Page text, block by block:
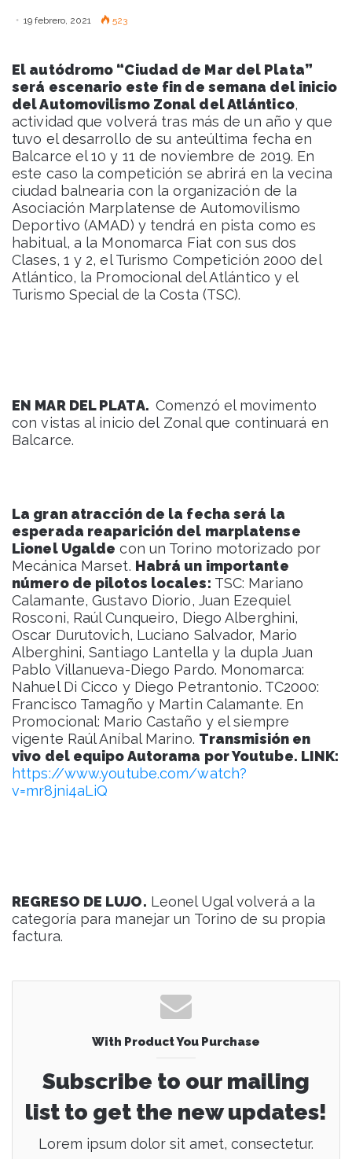
19 febrero, 2021 523
El autódromo “Ciudad de Mar del Plata”
será escenario este fin de semana del inicio
del Automovilismo Zonal del Atlántico,
actividad que volverá tras más de un año y que
tuvo el desarrollo de su anteúltima fecha en
Balcarce el 10 y 11 de noviembre de 2019. En
este caso la competición se abrirá en la vecina
ciudad balnearia con la organización de la
Asociación Marplatense de Automovilismo
Deportivo (AMAD) y tendrá en pista como es
habitual, a la Monomarca Fiat con sus dos
Clases, 1 y 2, el Turismo Competición 2000 del
Atlántico, la Promocional del Atlántico y el
Turismo Special de la Costa (TSC).
EN MAR DEL PLATA. Comenzó el movimento
con vistas al inicio del Zonal que continuará en
Balcarce.
La gran atracción de la fecha será la
esperada reaparición del marplatense
Lionel Ugalde con un Torino motorizado por
Mecánica Marset. Habrá un importante
número de pilotos locales: TSC: Mariano
Calamante, Gustavo Diorio, Juan Ezequiel
Rosconi, Raúl Cunqueiro, Diego Alberghini,
Oscar Durutovich, Luciano Salvador, Mario
Alberghini, Santiago Lantella y la dupla Juan
Pablo Villanueva-Diego Pardo. Monomarca:
Nahuel Di Cicco y Diego Petrantonio. TC2000:
Francisco Tamagño y Martin Calamante. En
Promocional: Mario Castaño y el siempre
vigente Raúl Aníbal Marino. Transmisión en
vivo del equipo Autorama por Youtube. LINK:
https://www.youtube.com/watch?
v=mr8jni4aLiQ
REGRESO DE LUJO. Leonel Ugal volverá a la
categoría para manejar un Torino de su propia
factura.
With Product You Purchase
Subscribe to our mailing
list to get the new updates!
Lorem ipsum dolor sit amet, consectetur.